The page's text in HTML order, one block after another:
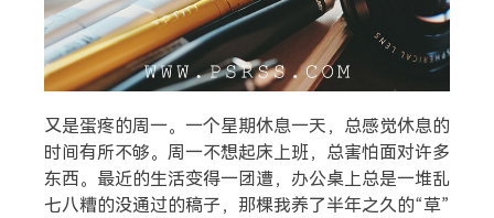
搜索
生活 音乐 微博 故事 杂志
摄影
又是蛋疼的周一。一个星期休息一天，总感觉休息的
时间有所不够。周一不想起床上班，总害怕面对许多
东西。最近的生活变得一团遭，办公桌上总是一堆乱
七八糟的没通过的稿子，那棵我养了半年之久的“草”